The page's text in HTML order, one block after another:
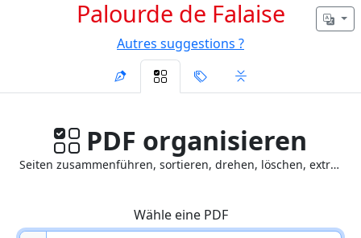
Palourde de Falaise
Autres suggestions ?
PDF organisieren
Seiten zusammenführen, sortieren, drehen, löschen, extrahieren
Wähle eine PDF